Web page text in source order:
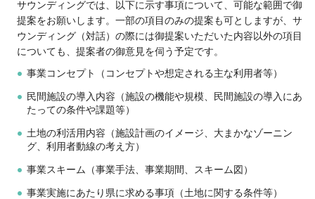
サウンディングでは、以下に示す事項について、可能な範囲で御
提案をお願いします。一部の項目のみの提案も可としますが、サ
ウンディング（対話）の際には御提案いただいた内容以外の項目
についても、提案者の御意見を伺う予定です。
事業コンセプト（コンセプトや想定される主な利用者等）
民間施設の導入内容（施設の機能や規模、民間施設の導入にあ
たっての条件や課題等）
土地の利活用内容（施設計画のイメージ、大まかなゾーニン
グ、利用者動線の考え方）
事業スキーム（事業手法、事業期間、スキーム図）
事業実施にあたり県に求める事項（土地に関する条件等）